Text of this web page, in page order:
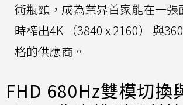
術瓶頸，成為業界首家能在一張
時榨出4K （3840 x 2160） 與
格的供應商。
FHD 680Hz雙模切換